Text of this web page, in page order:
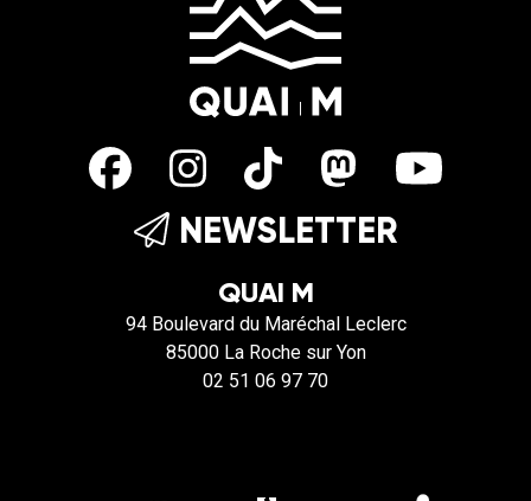
NEWSLETTER
QUAI M
94 Boulevard du Maréchal Leclerc
85000 La Roche sur Yon
02 51 06 97 70